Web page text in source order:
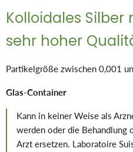
Kolloidales Silber
sehr hoher
Partikelgröße zwischen 0,001
Glas-Container
Kann in keiner Weise als
werden oder die Behandlung
Arzt ersetzen. Laboratoire